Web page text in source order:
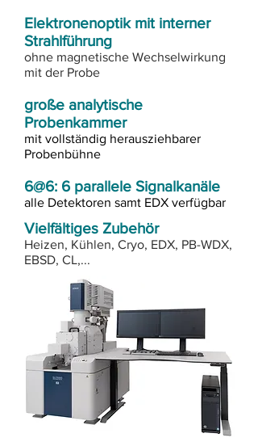
Elektronenoptik mit interner
Strahlführung
ohne magnetische Wechselwirkung
mit der Probe
große analytische
Probenkammer
mit vollständig herausziehbarer
Probenbühne
6@6: 6 parallele Signalkanäle
alle Detektoren samt EDX verfügbar
Vielfältiges Zubehör
Heizen, Kühlen, Cryo, EDX, PB-WDX,
EBSD, CL,...